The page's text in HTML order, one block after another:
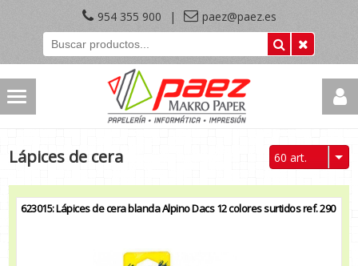
954 355 900 | paez@paez.es
Lápices de cera 60 art.
623015: Lápices de cera blanda Alpino Dacs 12 colores surtidos ref. 290